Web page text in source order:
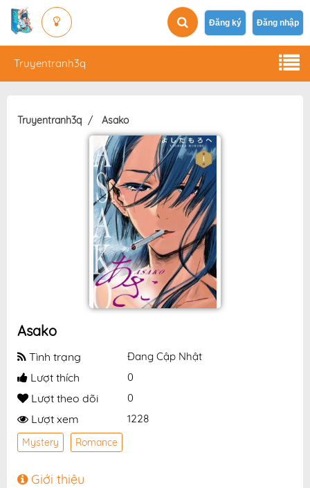
Đăng ký Đăng nhập
Truyentranh3q
Truyentranh3q Asako
Asako
Tình trạng Đang Cập Nhật
Lượt thích 0
Lượt theo dõi 0
Lượt xem 1228
Mystery Romance
Giới thiệu